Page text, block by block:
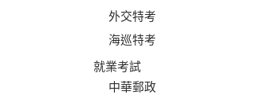
外交特考
海巡特考
就業考試
中華郵政